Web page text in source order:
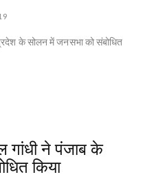
के सोलन में जनसभा को संबोधित
गांधी ने पंजाब के
किया